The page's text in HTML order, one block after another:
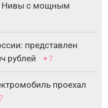
Нивы с мощным
представлен
рублей
✦7
проехал